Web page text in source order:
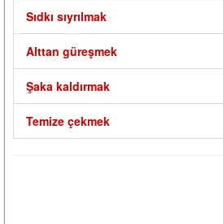
Sıdkı sıyrılmak
Alttan güreşmek
Şaka kaldırmak
Temize çekmek